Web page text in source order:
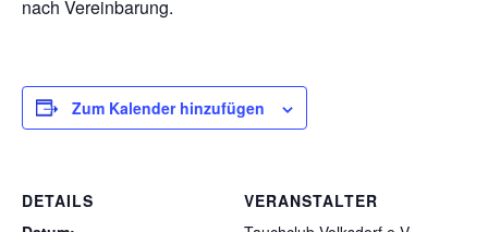
nach Vereinbarung.
Zum Kalender hinzufügen
DETAILS
VERANSTALTER